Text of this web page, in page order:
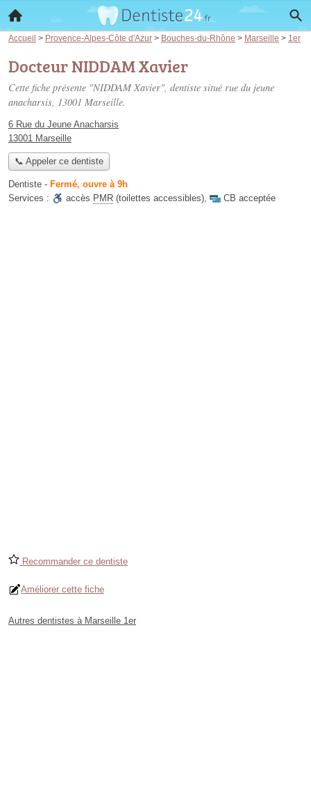
Accueil > Provence-Alpes-Côte d'Azur > Bouches-du-Rhône > Marseille > 1er
Docteur NIDDAM Xavier
Cette fiche présente "NIDDAM Xavier", dentiste situé rue du jeune
anacharsis, 13001 Marseille.
6 Rue du Jeune Anacharsis
13001 Marseille
📞 Appeler ce dentiste
Dentiste - Fermé, ouvre à 9h
Services :
accès PMR (toilettes accessibles), CB acceptée
Recommander ce dentiste
Améliorer cette fiche
Autres dentistes à Marseille 1er